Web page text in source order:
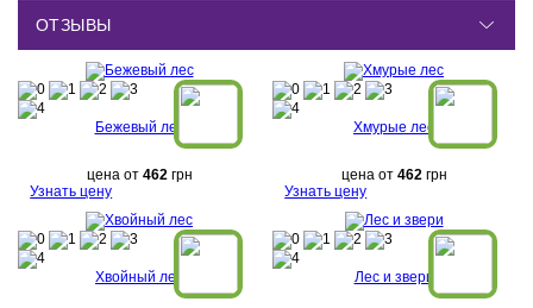
ОТЗЫВЫ
Бежевый лес
цена от 462грн
Узнать цену
Хмурые лес
цена от 462грн
Узнать цену
Хвойный лес Лес и звери